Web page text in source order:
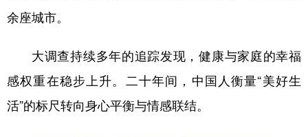
食品 人居 信息化 数字经济
余座城市。
大调查持续多年的追踪发现，健康与家庭的幸福
感权重在稳步上升。二十年间，中国人衡量“美好生
活”的标尺转向身心平衡与情感联结。